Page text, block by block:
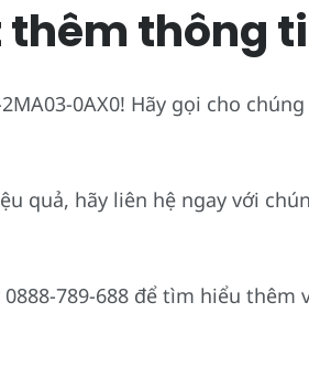
thêm thông
0AX0! Hãy gọi cho
quả, hãy liên hệ ngay với
789-688 để tìm hiểu thêm